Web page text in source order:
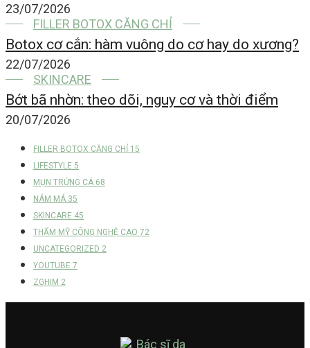
23/07/2026
FILLER BOTOX CĂNG CHỈ
Botox cơ cắn: hàm vuông do cơ hay do xương?
22/07/2026
SKINCARE
Bớt bã nhờn: theo dõi, nguy cơ và thời điểm
20/07/2026
FILLER BOTOX CĂNG CHỈ 15
LIFESTYLE 5
MỤN TRỨNG CÁ 68
NÁM MÁ 35
SKINCARE 45
THẨM MỸ CÔNG NGHỆ CAO 72
UNCATEGORIZED 2
YOUTUBE 7
ZGHIM 2